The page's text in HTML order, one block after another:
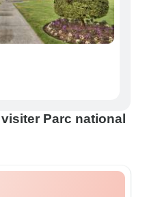
Parc national